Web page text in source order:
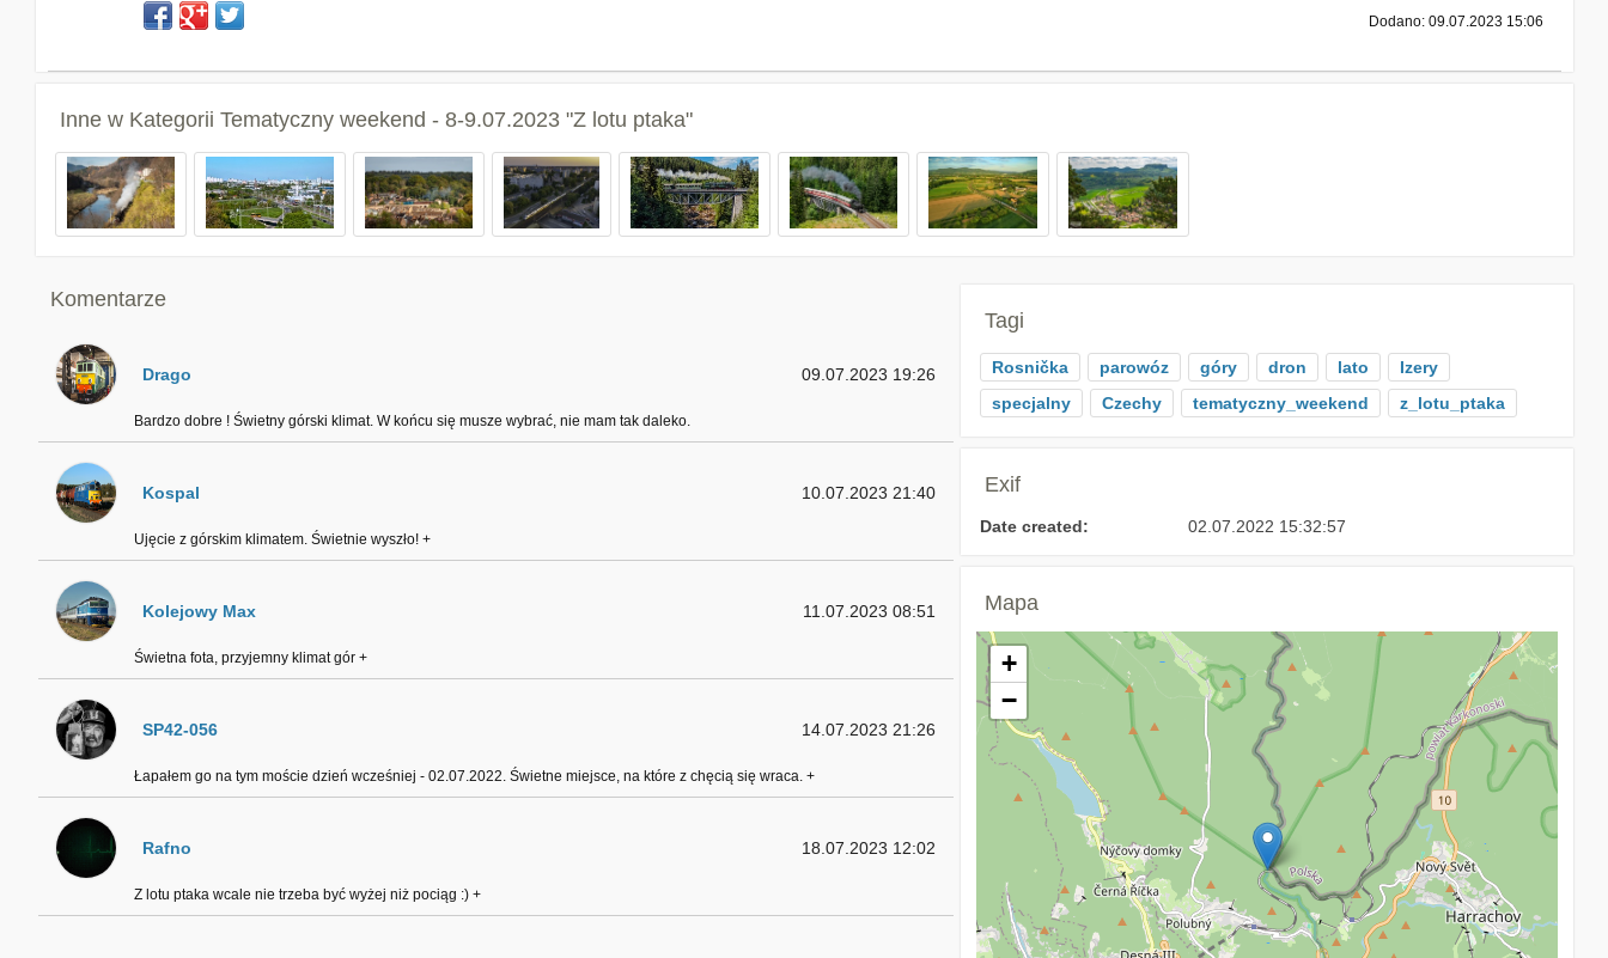
Dodano: 09.07.2023 15:06
Inne w Kategorii Tematyczny weekend - 8-9.07.2023 "Z lotu ptaka"
Komentarze
Drago 09.07.2023 19:26
Bardzo dobre ! Świetny górski klimat. W końcu się musze wybrać, nie mam tak daleko.
Kospal 10.07.2023 21:40
Ujęcie z górskim klimatem. Świetnie wyszło! +
Kolejowy Max 11.07.2023 08:51
Świetna fota, przyjemny klimat gór +
SP42-056 14.07.2023 21:26
Łapałem go na tym moście dzień wcześniej - 02.07.2022. Świetne miejsce, na które z chęcią się wraca. +
Rafno 18.07.2023 12:02
Z lotu ptaka wcale nie trzeba być wyżej niż pociąg :) +
Tagi
Rosnička parowóz góry dron lato
Izery
specjalny
Czechy tematyczny_weekend z_lotu_ptaka
Exif
Date created: 02.07.2022 15:32:57
Mapa
+
−